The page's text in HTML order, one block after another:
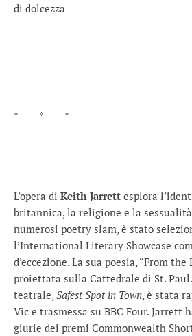
di dolcezza
* * *
L’opera di Keith Jarrett esplora
britannica, la religione e la
numerosi poetry slam, è stato
l’International Literary Showcase
d’eccezione. La sua poesia, “From the
proiettata sulla Cattedrale di St.
teatrale, Safest Spot in Town, è stata
Vic e trasmessa su BBC Four. Jarrett
giurie dei premi Commonwealth